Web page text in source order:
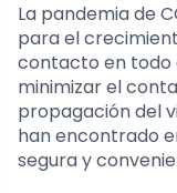
La pandemia de
para el
contacto en todo
minimizar el
propagación del
han encontrado
segura y